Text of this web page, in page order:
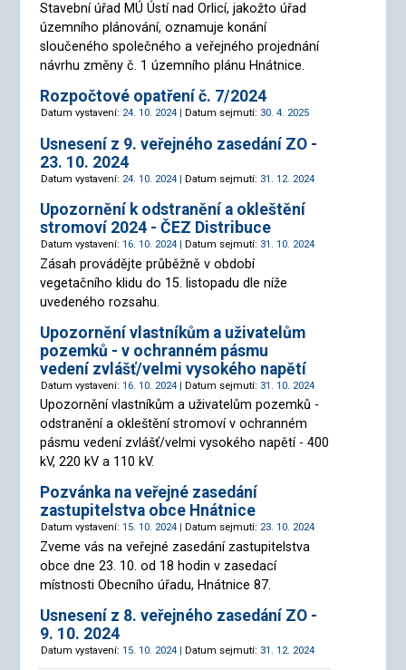
Stavební úřad MÚ Ústí nad Orlicí, jakožto úřad
územního plánování, oznamuje konání
sloučeného společného a veřejného projednání
návrhu změny č. 1 územního plánu Hnátnice.
Rozpočtové opatření č. 7/2024
Datum vystavení: 24. 10. 2024 | Datum sejmutí: 30. 4. 2025
Usnesení z 9. veřejného zasedání ZO -
23. 10. 2024
Datum vystavení: 24. 10. 2024 | Datum sejmutí: 31. 12. 2024
Upozornění k odstranění a okleštění
stromoví 2024 - ČEZ Distribuce
Datum vystavení: 16. 10. 2024 | Datum sejmutí: 31. 10. 2024
Zásah provádějte průběžně v období
vegetačního klidu do 15. listopadu dle níže
uvedeného rozsahu.
Upozornění vlastníkům a uživatelům
pozemků - v ochranném pásmu
vedení zvlášť/velmi vysokého napětí
Datum vystavení: 16. 10. 2024 | Datum sejmutí: 31. 10. 2024
Upozornění vlastníkům a uživatelům pozemků -
odstranění a okleštění stromoví v ochranném
pásmu vedení zvlášť/velmi vysokého napětí - 400
kV, 220 kV a 110 kV.
Pozvánka na veřejné zasedání
zastupitelstva obce Hnátnice
Datum vystavení: 15. 10. 2024 | Datum sejmutí: 23. 10. 2024
Zveme vás na veřejné zasedání zastupitelstva
obce dne 23. 10. od 18 hodin v zasedací
místnosti Obecního úřadu, Hnátnice 87.
Usnesení z 8. veřejného zasedání ZO -
9. 10. 2024
Datum vystavení: 15. 10. 2024 | Datum sejmutí: 31. 12. 2024